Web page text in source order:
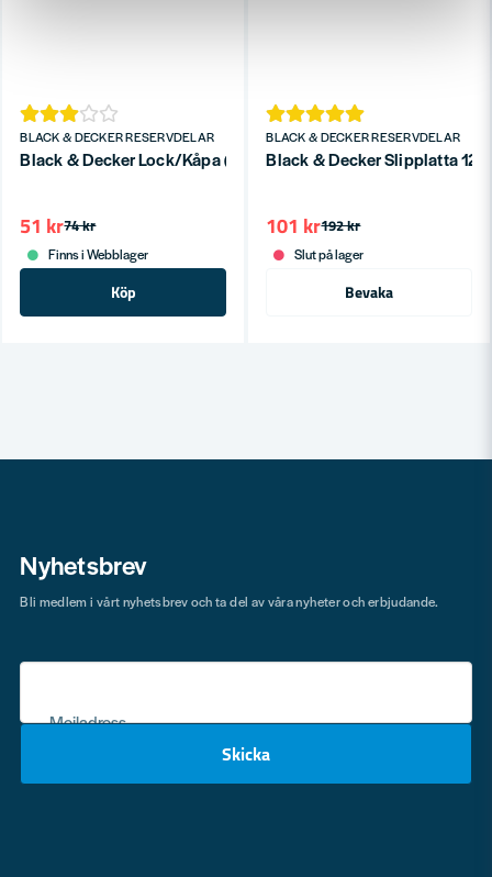
BLACK & DECKER RESERVDELAR
Black & Decker Lock/Kåpa
74 kr
51 kr
Finns i Webblager
Köp
BLACK & DECKER RESERVDELAR
Black & Decker Slipplatta
192 kr
101 kr
Slut på lager
Bevaka
Nyhetsbrev
Mejladress
Skicka
Bli medlem i vårt nyhetsbrev och ta del av våra nyheter och erbjudande.